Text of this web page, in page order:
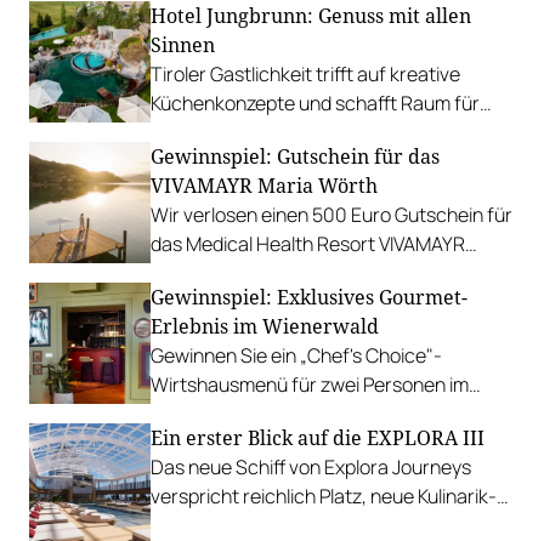
Hotel Jungbrunn: Genuss mit allen
Sinnen
Tiroler Gastlichkeit trifft auf kreative
Küchenkonzepte und schafft Raum für
Gewinnen Sie eine Auszeit in Tannheim.
Gewinnspiel: Gutschein für das
VIVAMAYR Maria Wörth
Wir verlosen einen 500 Euro Gutschein für
das Medical Health Resort VIVAMAYR
Gewinnspiel: Exklusives Gourmet-
Erlebnis im Wienerwald
Gewinnen Sie ein „Chef's Choice"-
Wirtshausmenü für zwei Personen im
Gumpoldskirchen.
Ein erster Blick auf die EXPLORA III
Das neue Schiff von Explora Journeys
verspricht reichlich Platz, neue Kulinarik-